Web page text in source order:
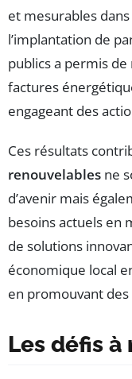
et mesurables
l’implantation de
publics a permis
factures
engageant des
Ces résultats
renouvelables ne
d’avenir mais
besoins actuels en
de solutions
économique local
en promouvant
Les défis à